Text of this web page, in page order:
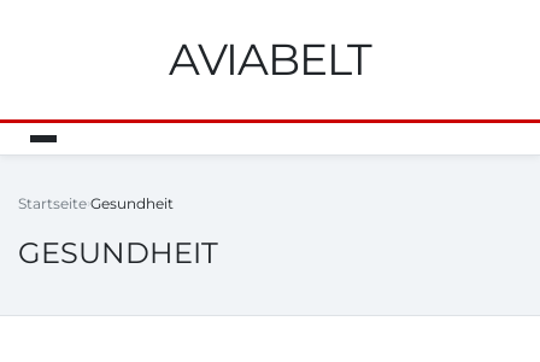
AVIABELT
Startseite Gesundheit
GESUNDHEIT